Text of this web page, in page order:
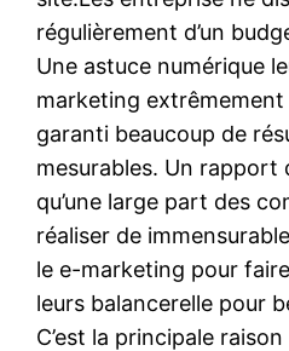
régulièrement d’un
Une astuce numérique
marketing
garanti beaucoup de
mesurables. Un rapport
qu’une large part des
réaliser de
le e-marketing pour
leurs balancerelle pour
C’est la principale